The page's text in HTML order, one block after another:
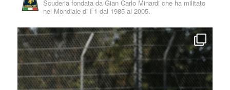
Scuderia fondata da Gian Carlo Minardi che ha militato
nel Mondiale di F1 dal 1985 al 2005.